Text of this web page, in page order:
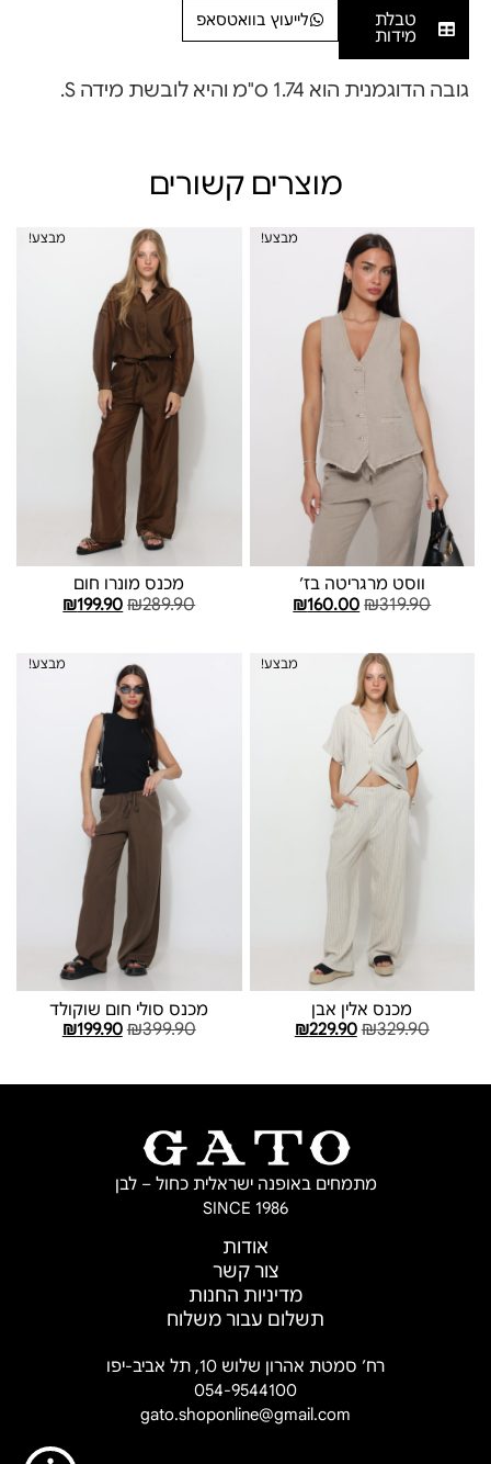
טבלת
מידות
לייעוץ בוואטסאפ
גובה הדוגמנית הוא 1.74 ס"מ והיא לובשת מידה S.
מוצרים קשורים
מבצע!
ווסט מרגריטה בז׳
₪319.90
₪160.00
מבצע!
מכנס מונרו חום
₪289.90
₪199.90
מבצע!
מכנס אלין אבן
₪329.90
₪229.90
מבצע!
מכנס סולי חום שוקולד
₪399.90
₪199.90
מתמחים באופנה ישראלית כחול – לבן
SINCE 1986
אודות
צור קשר
מדיניות החנות
תשלום עבור משלוח
רח’ סמטת אהרון שלוש 10, תל אביב-יפו
054-9544100
gato.shoponline@gmail.com